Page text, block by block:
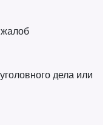
дела или